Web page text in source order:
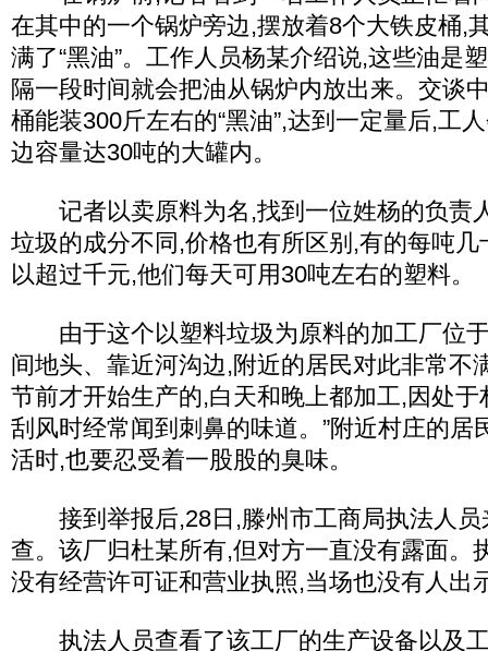
在其中的一个锅炉旁边,摆放着8个大铁皮桶,
满了“黑油”。工作人员杨某介绍说,这些油是
隔一段时间就会把油从锅炉内放出来。交谈
桶能装300斤左右的“黑油”,达到一定量后,工
边容量达30吨的大罐内。
记者以卖原料为名,找到一位姓杨的负责
垃圾的成分不同,价格也有所区别,有的每吨
以超过千元,他们每天可用30吨左右的塑料。
由于这个以塑料垃圾为原料的加工厂位
间地头、靠近河沟边,附近的居民对此非常不
节前才开始生产的,白天和晚上都加工,因处
刮风时经常闻到刺鼻的味道。”附近村庄的居
活时,也要忍受着一股股的臭味。
接到举报后,28日,滕州市工商局执法人员
查。该厂归杜某所有,但对方一直没有露面。
没有经营许可证和营业执照,当场也没有人出
执法人员查看了该工厂的生产设备以及